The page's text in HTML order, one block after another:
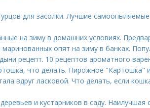
для засолки. Лучшие
на зиму в домашних условиях.
опят на зиму в банках.
рецепт. 10 рецептов ароматного
что делать. Пирожное "Картошка"
вдруг ласковой. Что делать, если
и кустарников в саду.